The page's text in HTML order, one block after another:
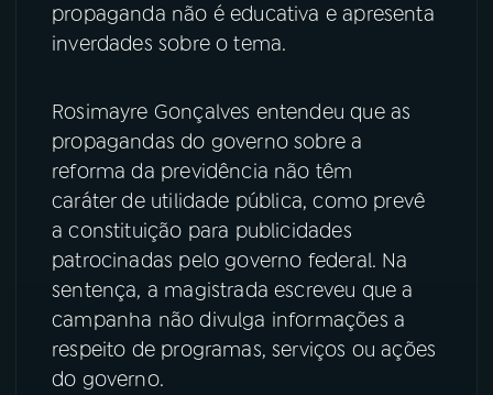
TikTok
propaganda não é educativa e apresenta
inverdades sobre o tema.
Rosimayre Gonçalves entendeu que as
propagandas do governo sobre a
reforma da previdência não têm
caráter de utilidade pública, como prevê
a constituição para publicidades
patrocinadas pelo governo federal. Na
sentença, a magistrada escreveu que a
campanha não divulga informações a
respeito de programas, serviços ou ações
do governo.